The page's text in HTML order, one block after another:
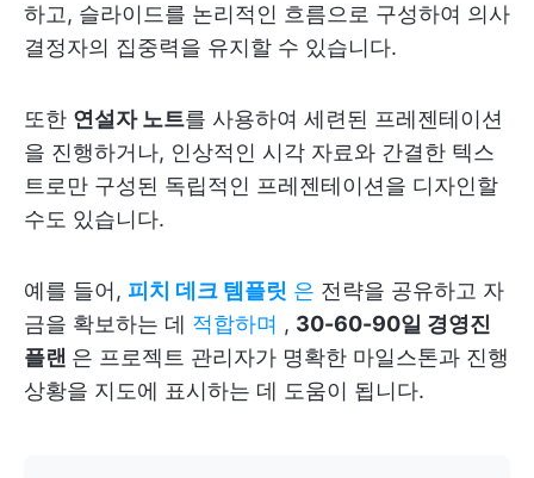
하고, 슬라이드를 논리적인 흐름으로 구성하여 의사
결정자의 집중력을 유지할 수 있습니다.
또한 연설자 노트를 사용하여 세련된 프레젠테이션
을 진행하거나, 인상적인 시각 자료와 간결한 텍스
트로만 구성된 독립적인 프레젠테이션을 디자인할
수도 있습니다.
예를 들어, 피치 데크 템플릿 은 전략을 공유하고 자
금을 확보하는 데 적합하며 , 30-60-90일 경영진
플랜 은 프로젝트 관리자가 명확한 마일스톤과 진행
상황을 지도에 표시하는 데 도움이 됩니다.